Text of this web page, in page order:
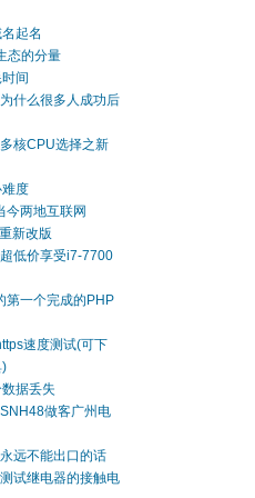
起名
态的分量
间
什么很多人成功后
核CPU选择之新
度
今两地互联网
新改版
低价享受i7-7700
第一个完成的PHP
速度测试(可下
)
据丢失
做客广州电
远不能出口的话
试继电器的接触电